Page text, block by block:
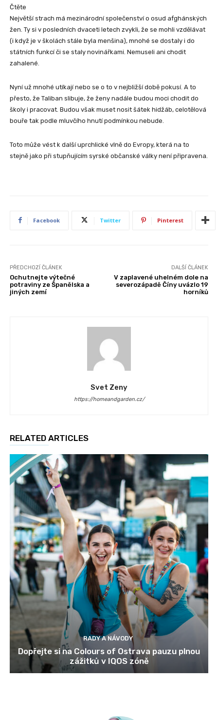
Čtěte
Největší strach má mezinárodní společenství o osud afghánských
žen. Ty si v posledních dvaceti letech zvykli, že se mohli vzdělávat
(i když je v školách stále byla menšina), mnohé se dostaly i do
státních funkcí či se staly novinářkami. Nemuseli ani chodit
zahalené.
Nyní už mnohé utíkají nebo se o to v nejbližší době pokusí. A to
přesto, že Taliban slibuje, že ženy nadále budou moci chodit do
školy i pracovat. Budou však muset nosit šátek hidžáb, celotělová
bouře tak podle mluvčího hnutí podmínkou nebude.
Toto může vést k další uprchlické vlně do Evropy, která na to
stejně jako při stupňujícím syrské občanské války není připravena.
Facebook Twitter Pinterest
PŘEDCHOZÍ ČLÁNEK
Ochutnejte výtečné
potraviny ze Španělska a
jiných zemí
DALŠÍ ČLÁNEK
V zaplavené uhelném dole na
severozápadě Číny uvázlo 19
horníků
Svet Zeny
https://homeandgarden.cz/
RELATED ARTICLES
RADY A NÁVODY
Dopřejte si na Colours of Ostrava pauzu plnou
zážitků v IQOS zóně